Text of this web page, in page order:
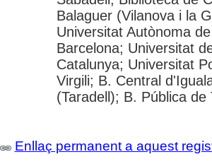
Balaguer (Vilanova i la
Universitat Autònoma
Barcelona; Universitat
Catalunya; Universitat
Virgili; B. Central
(Taradell); B. Pública de
Enllaç permanent a aquest